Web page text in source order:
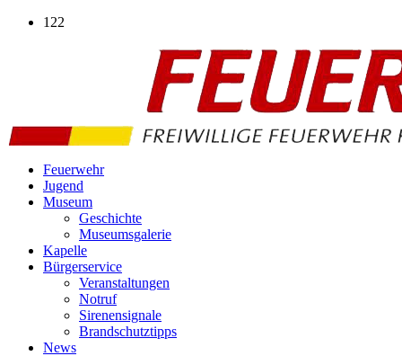
Zum
122
Feuerwehr
Jugend
Museum
Geschichte
Museumsgalerie
Kapelle
Bürgerservice
Veranstaltungen
Notruf
Sirenensignale
Brandschutztipps
News